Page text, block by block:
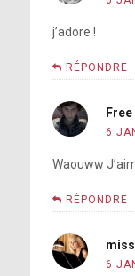
j’adore !
RÉPONDRE
6
Waouww
RÉPONDRE
6